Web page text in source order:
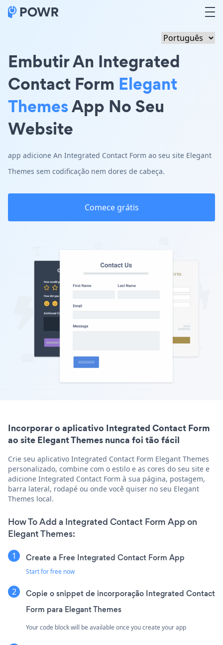
Embutir An Integrated
Contact Form Elegant
ThemesApp No Seu
Website
app adicione An Integrated Contact Form ao seu site Elegant
Themes sem codificação nem dores de cabeça.
Comece grátis
Incorporar o aplicativo Integrated Contact Form
ao site Elegant Themes nunca foi tão fácil
Crie seu aplicativo Integrated Contact Form Elegant Themes
personalizado, combine com o estilo e as cores do seu site e
adicione Integrated Contact Form à sua página, postagem,
barra lateral, rodapé ou onde você quiser no seu Elegant
Themes local.
How To Add a Integrated Contact Form App on
Elegant Themes:
Create a Free Integrated Contact Form App
Start for free now
Copie o snippet de incorporação Integrated Contact
Form para Elegant Themes
Your code block will be available once you create your app